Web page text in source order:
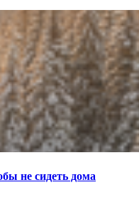
не сидеть дома